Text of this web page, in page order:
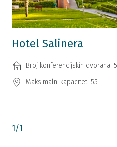
Hotel Salinera
Broj konferencijskih dvorana: 5
Maksimalni kapacitet: 55
1 /1